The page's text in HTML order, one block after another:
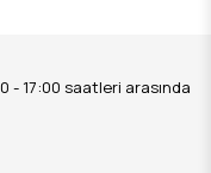
- 17:00 saatleri arasında